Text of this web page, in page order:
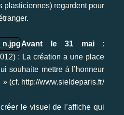
plasticiennes) regardent pour
Avant le 31 mai:
: La création a une place
souhaite mettre à l’honneur
» (cf. http://www.sieldeparis.fr/
le visuel de l’affiche qui